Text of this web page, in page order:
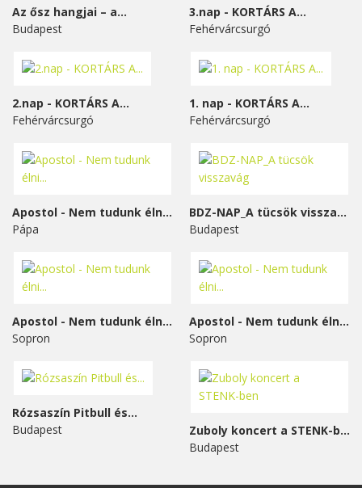
Az ősz hangjai – a...
Budapest
3.nap - KORTÁRS A...
Fehérvárcsurgó
2.nap - KORTÁRS A...
Fehérvárcsurgó
1. nap - KORTÁRS A...
Fehérvárcsurgó
Apostol - Nem tudunk élni...
Pápa
BDZ-NAP_A tücsök visszavág
Budapest
Apostol - Nem tudunk élni...
Sopron
Apostol - Nem tudunk élni...
Sopron
Rózsaszín Pitbull és...
Budapest
Zuboly koncert a STENK-ben
Budapest